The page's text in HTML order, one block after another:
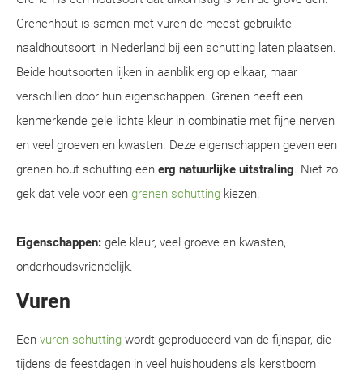
Grenenhout is samen met vuren de meest gebruikte
naaldhoutsoort in Nederland bij een schutting laten plaatsen.
Beide houtsoorten lijken in aanblik erg op elkaar, maar
verschillen door hun eigenschappen. Grenen heeft een
kenmerkende gele lichte kleur in combinatie met fijne nerven
en veel groeven en kwasten. Deze eigenschappen geven een
grenen hout schutting een erg natuurlijke uitstraling. Niet zo
gek dat vele voor een grenen schutting kiezen.
Eigenschappen: gele kleur, veel groeve en kwasten,
onderhoudsvriendelijk.
Vuren
Een vuren schutting wordt geproduceerd van de fijnspar, die
tijdens de feestdagen in veel huishoudens als kerstboom